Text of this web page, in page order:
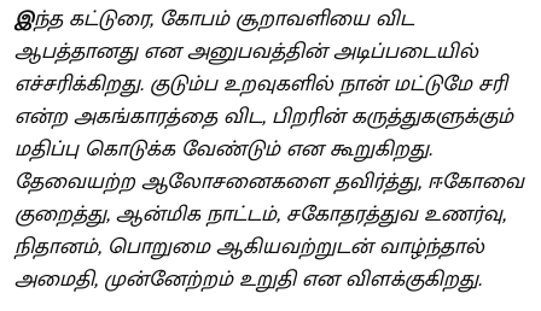
இந்த கட்டுரை, கோபம் சூறாவளியை விட
ஆபத்தானது என அனுபவத்தின் அடிப்படையில்
எச்சரிக்கிறது. குடும்ப உறவுகளில் நான் மட்டுமே சரி
என்ற அகங்காரத்தை விட, பிறரின் கருத்துகளுக்கும்
மதிப்பு கொடுக்க வேண்டும் என கூறுகிறது.
தேவையற்ற ஆலோசனைகளை தவிர்த்து, ஈகோவை
குறைத்து, ஆன்மிக நாட்டம், சகோதரத்துவ உணர்வு,
நிதானம், பொறுமை ஆகியவற்றுடன் வாழ்ந்தால்
அமைதி, முன்னேற்றம் உறுதி என விளக்குகிறது.